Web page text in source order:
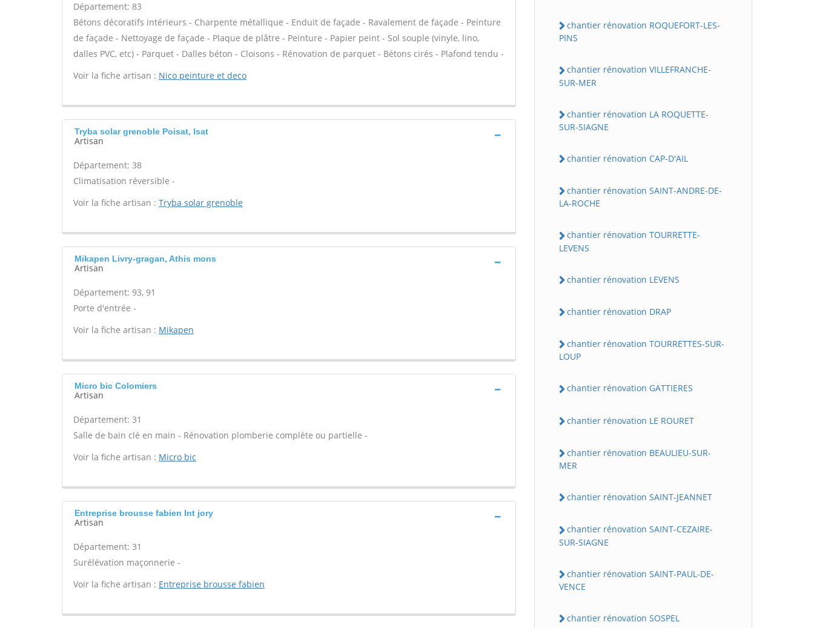
Département: 83
Bétons décoratifs intérieurs - Charpente métallique - Enduit de façade - Ravalement de façade - Peinture
de façade - Nettoyage de façade - Plaque de plâtre - Peinture - Papier peint - Sol souple (vinyle, lino,
dalles PVC, etc) - Parquet - Dalles béton - Cloisons - Rénovation de parquet - Bétons cirés - Plafond tendu -
Voir la fiche artisan : Nico peinture et deco
Tryba solar grenoble Poisat, Isat
Artisan
Département: 38
Climatisation réversible -
Voir la fiche artisan : Tryba solar grenoble
Mikapen Livry-gragan, Athis mons
Artisan
Département: 93, 91
Porte d'entrée -
Voir la fiche artisan : Mikapen
Micro bic Colomiers
Artisan
Département: 31
Salle de bain clé en main - Rénovation plomberie complète ou partielle -
Voir la fiche artisan : Micro bic
Entreprise brousse fabien Int jory
Artisan
Département: 31
Surélévation maçonnerie -
Voir la fiche artisan : Entreprise brousse fabien
chantier rénovation ROQUEFORT-LES-
PINS
chantier rénovation VILLEFRANCHE-
SUR-MER
chantier rénovation LA ROQUETTE-
SUR-SIAGNE
chantier rénovation CAP-D'AIL
chantier rénovation SAINT-ANDRE-DE-
LA-ROCHE
chantier rénovation TOURRETTE-
LEVENS
chantier rénovation LEVENS
chantier rénovation DRAP
chantier rénovation TOURRETTES-SUR-
LOUP
chantier rénovation GATTIERES
chantier rénovation LE ROURET
chantier rénovation BEAULIEU-SUR-
MER
chantier rénovation SAINT-JEANNET
chantier rénovation SAINT-CEZAIRE-
SUR-SIAGNE
chantier rénovation SAINT-PAUL-DE-
VENCE
chantier rénovation SOSPEL